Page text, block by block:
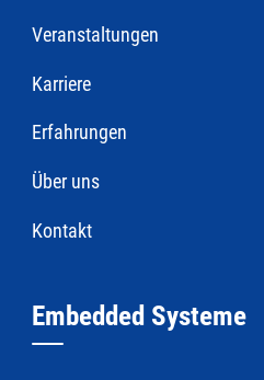
Veranstaltungen
Karriere
Erfahrungen
Über uns
Kontakt
Embedded Systeme